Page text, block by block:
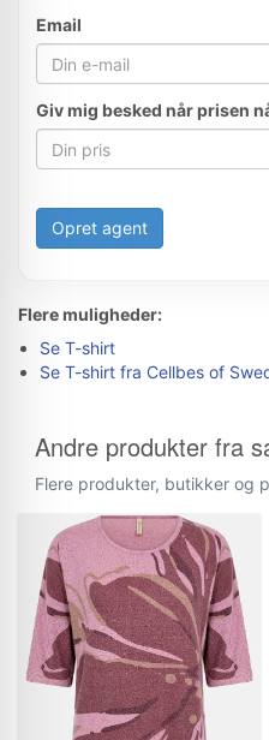
Email
Giv mig besked når prisen
Opret agent
Flere muligheder:
Se T-shirt
Se T-shirt fra Cellbes of
Andre produkter fra
Flere produkter, butikker og